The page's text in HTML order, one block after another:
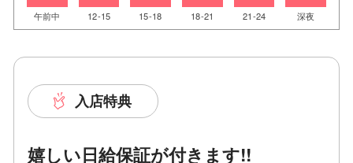
午前中 12-15 15-18 18-21 21-24 深夜
入店特典
嬉しい日給保証が付きます!!